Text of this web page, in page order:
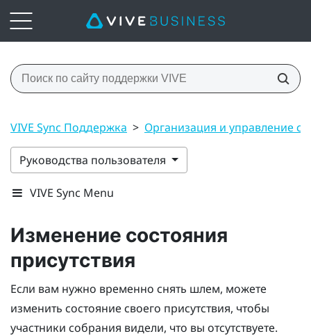
VIVE Sync Поддержка > Организация и управление
Руководства пользователя
VIVE Sync Menu
Изменение состояния
присутствия
Если вам нужно временно снять шлем, можете
изменить состояние своего присутствия, чтобы
участники собрания видели, что вы отсутствуете.